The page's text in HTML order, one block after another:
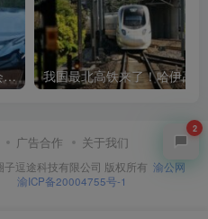
比小米还快 俞浩称追觅汽车会在一年半左右量产
广告合作 关于我们
子逗途科技有限公司 版权所有 渝公网
渝ICP备20004755号-1
2